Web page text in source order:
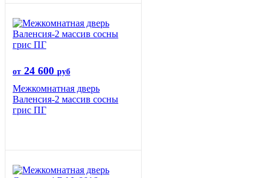
от 24 600 руб
Межкомнатная дверь
Валенсия-2 массив сосны
грис ПГ